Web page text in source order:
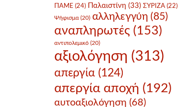
ΠΑΜΕ (24) Παλαιστίνη (33) ΣΥΡΙΖΑ (22)
Ψήφισμα (20) αλληλεγγύη (85)
αναπληρωτές (153)
αντιπολεμικό (20)
αξιολόγηση (313)
απεργία (124)
απεργία αποχή (192)
αυτοαξιολόγηση (68)